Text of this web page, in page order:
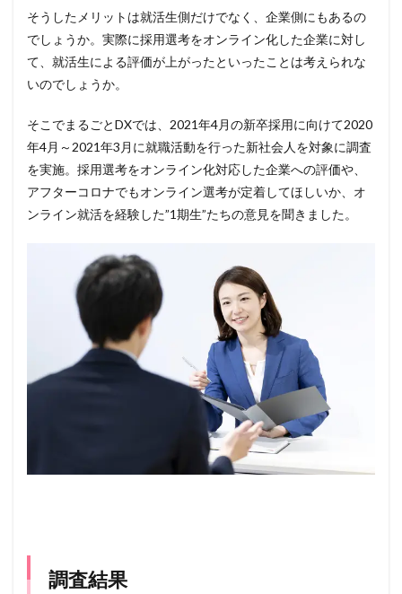
そうしたメリットは就活生側だけでなく、企業側にもあるの
でしょうか。実際に採用選考をオンライン化した企業に対し
て、就活生による評価が上がったといったことは考えられな
いのでしょうか。
そこでまるごとDXでは、2021年4月の新卒採用に向けて2020
年4月～2021年3月に就職活動を行った新社会人を対象に調査
を実施。採用選考をオンライン化対応した企業への評価や、
アフターコロナでもオンライン選考が定着してほしいか、オ
ンライン就活を経験した”1期生”たちの意見を聞きました。
調査結果